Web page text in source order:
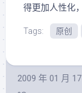
得更加人性化
Tags: 原创
2009 年 01 月 17